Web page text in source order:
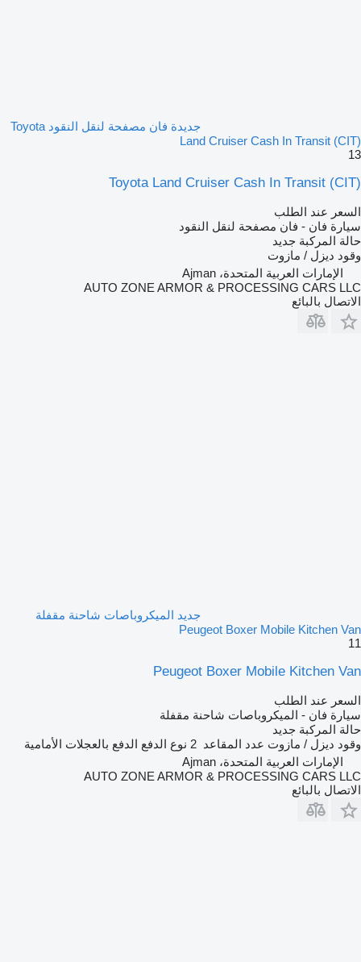
جديدة فان مصفحة لنقل النقود Toyota
Land Cruiser Cash In Transit (CIT)
13
Toyota Land Cruiser Cash In Transit (CIT)
السعر عند الطلب
سيارة فان - فان مصفحة لنقل النقود
حالة المركبة جديد
وقود ديزل / مازوت
الإمارات العربية المتحدة، Ajman
AUTO ZONE ARMOR & PROCESSING CARS LLC
الاتصال بالبائع
جديد الميكروباصات شاحنة مقفلة
Peugeot Boxer Mobile Kitchen Van
11
Peugeot Boxer Mobile Kitchen Van
السعر عند الطلب
سيارة فان - الميكروباصات شاحنة مقفلة
حالة المركبة جديد
وقود ديزل / مازوت عدد المقاعد 2 نوع الدفع الدفع بالعجلات الأمامية
الإمارات العربية المتحدة، Ajman
AUTO ZONE ARMOR & PROCESSING CARS LLC
الاتصال بالبائع